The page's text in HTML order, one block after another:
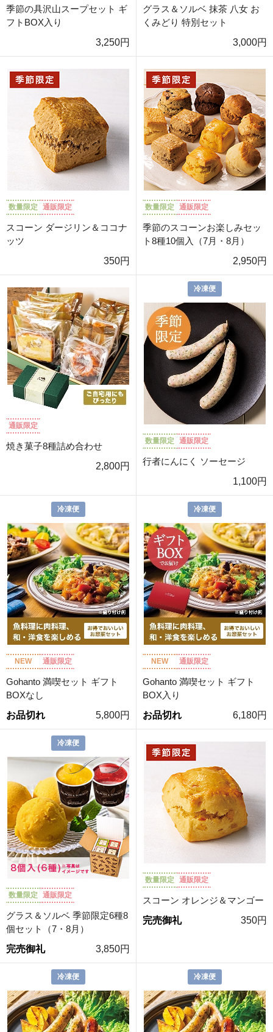
季節の具沢山スープセット ギ
フトBOX入り
3,250円
グラス＆ソルベ 抹茶 八女 お
くみどり 特別セット
3,000円
数量限定 通販限定
スコーン ダージリン＆ココナ
ッツ
350円
数量限定 通販限定
季節のスコーンお楽しみセッ
ト8種10個入（7月・8月）
2,950円
通販限定
焼き菓子8種詰め合わせ
2,800円
冷凍便
数量限定 通販限定
行者にんにく ソーセージ
1,100円
冷凍便
NEW 通販限定
Gohanto 満喫セット ギフト
BOXなし
お品切れ
5,800円
冷凍便
NEW 通販限定
Gohanto 満喫セット ギフト
BOX入り
お品切れ
6,180円
冷凍便
数量限定 通販限定
グラス＆ソルベ 季節限定6種8
個セット（7・8月）
完売御礼
3,850円
数量限定 通販限定
スコーン オレンジ＆マンゴー
完売御礼
350円
冷凍便 冷凍便